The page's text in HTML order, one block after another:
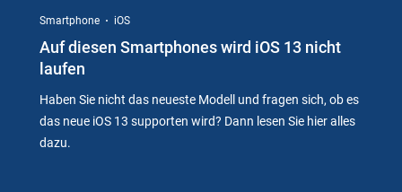
Smartphone iOS
Auf diesen Smartphones wird iOS 13 nicht
laufen
Haben Sie nicht das neueste Modell und fragen sich, ob es
das neue iOS 13 supporten wird? Dann lesen Sie hier alles
dazu.